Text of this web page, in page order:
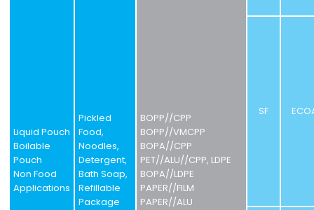
Liquid Pouch
Boilable
Pouch
Non Food
Applications
Pickled
Food,
Noodles,
Detergent,
Bath Soap,
Refillable
Package
BOPP//CPP
BOPP//VMCPP
BOPA//CPP
PET//ALU//CPP, LDPE
BOPA//LDPE
PAPER//FILM
PAPER//ALU
SF